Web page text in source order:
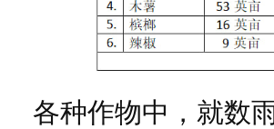
各种作物中，就数